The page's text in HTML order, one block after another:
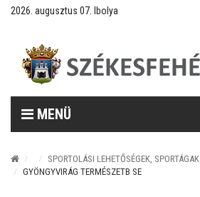
2026. augusztus 07. Ibolya
MENÜ
SPORTOLÁSI LEHETŐSÉGEK, SPORTÁGAK
GYÖNGYVIRÁG TERMÉSZETB SE